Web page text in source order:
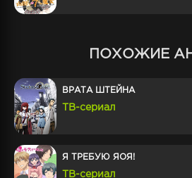
ПОХОЖИЕ
ВРАТА ШТЕЙНА
ТВ-сериал
Я ТРЕБУЮ ЯОЯ!
ТВ-сериал